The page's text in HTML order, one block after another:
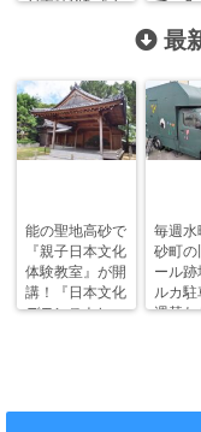
が本社移転をし
で、み
カーし
っ！
最
能の聖地高砂で
『親子日本文化
体験教室』が開
講！『日本文化
デモンストレー
毎週水
砂町の
ール跡
ルカ駐
週替わ